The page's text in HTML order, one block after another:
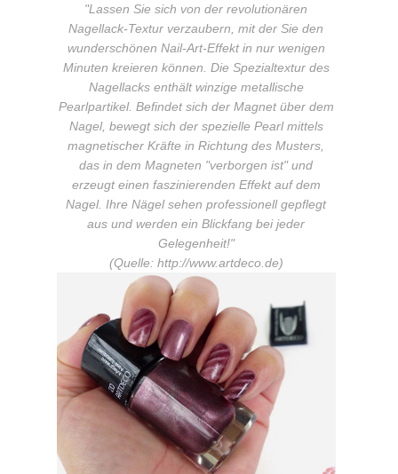
"Lassen Sie sich von der revolutionären
Nagellack-Textur verzaubern, mit der Sie den
wunderschönen Nail-Art-Effekt in nur wenigen
Minuten kreieren können. Die Spezialtextur des
Nagellacks enthält winzige metallische
Pearlpartikel. Befindet sich der Magnet über dem
Nagel, bewegt sich der spezielle Pearl mittels
magnetischer Kräfte in Richtung des Musters,
das in dem Magneten "verborgen ist" und
erzeugt einen faszinierenden Effekt auf dem
Nagel. Ihre Nägel sehen professionell gepflegt
aus und werden ein Blickfang bei jeder
Gelegenheit!"
(Quelle: http://www.artdeco.de)